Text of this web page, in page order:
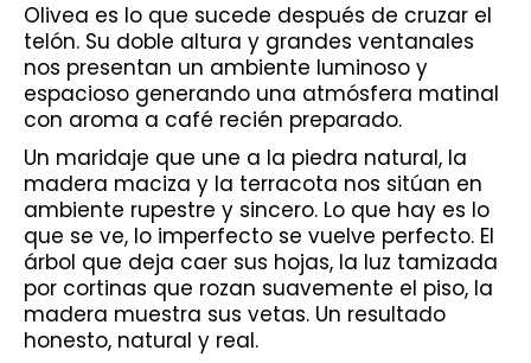
Olivea es lo que sucede después de cruzar el
telón. Su doble altura y grandes ventanales
nos presentan un ambiente luminoso y
espacioso generando una atmósfera matinal
con aroma a café recién preparado.
Un maridaje que une a la piedra natural, la
madera maciza y la terracota nos sitúan en
ambiente rupestre y sincero. Lo que hay es lo
que se ve, lo imperfecto se vuelve perfecto. El
árbol que deja caer sus hojas, la luz tamizada
por cortinas que rozan suavemente el piso, la
madera muestra sus vetas. Un resultado
honesto, natural y real.